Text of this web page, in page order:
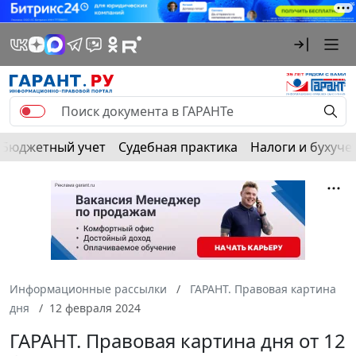
Бюджетный учет Судебная практика Налоги и
Информационные рассылки
ГАРАНТ. Правовая картина
дня
12 февраля 2024
ГАРАНТ. Правовая картина дня от 12